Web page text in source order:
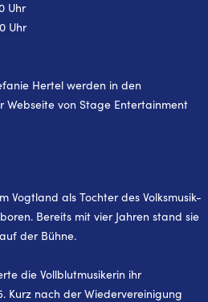
Uhr
Uhr
Hertel werden in den
Webseite von Stage Entertainment
Vogtland als Tochter des Volksmusik-
Bereits mit vier Jahren stand sie
der Bühne.
die Vollblutmusikerin ihr
Kurz nach der Wiedervereinigung